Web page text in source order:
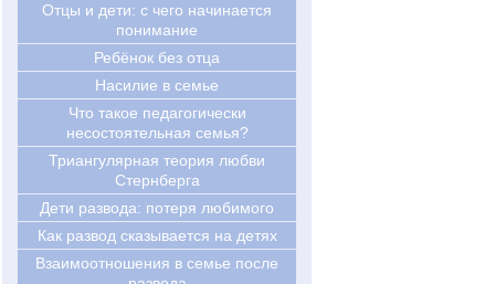
Отцы и дети: с чего начинается
понимание
Ребёнок без отца
Насилие в семье
Что такое педагогически
несостоятельная семья?
Триангулярная теория любви
Стернберга
Дети развода: потеря любимого
Как развод сказывается на детях
Взаимоотношения в семье после